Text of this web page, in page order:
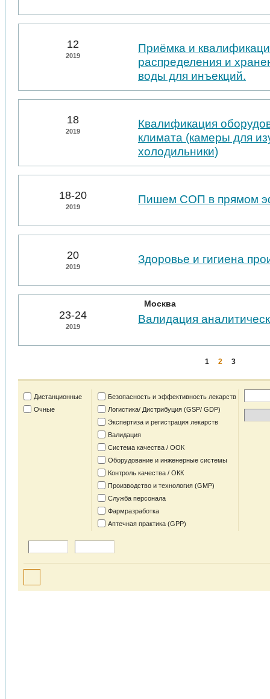
12
2019
Приёмка и
распределения и
воды для инъекций.
18
2019
Квалификация
климата (камеры для
холодильники)
18-20
2019
Пишем СОП в прямом
20
2019
Здоровье и гигиена
23-24
2019
Москва
Валидация
1 2 3
Дистанционные
Очные
Безопасность и эффективность лекарств
Логистика/ Дистрибуция (GSP/ GDP)
Экспертиза и регистрация лекарств
Валидация
Система качества / ООК
Оборудование и инженерные системы
Контроль качества / ОКК
Производство и технология (GMP)
Служба персонала
Фармразработка
Аптечная практика (GPP)